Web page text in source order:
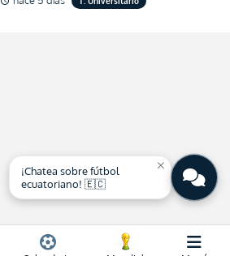
asegurar la permanencia
close
¡Chatea sobre fútbol
ecuatoriano! 🇪🇨